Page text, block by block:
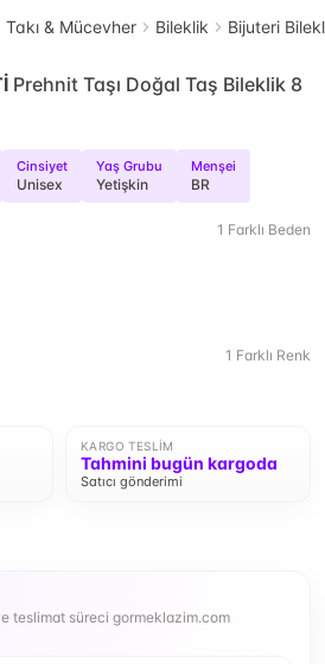
Takı & Mücevher Bileklik Bijuteri
Prehnit Taşı Doğal Taş Bileklik 8
Cinsiyet
Unisex
Yaş Grubu
Yetişkin
Menşei
BR
1 Farklı Beden
1 Farklı Renk
KARGO TESLIM
Tahmini bugün kargoda
Satıcı gönderimi
teslimat süreci gormeklazim.com